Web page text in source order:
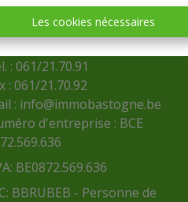
Les cookies nécessaires
anonyme)
Mc Auliffe, 43 - 6600
: 061/21.70.91
: 061/21.70.92
: info@immobastogne.be
d'entreprise : BCE
BE0872.569.636
BBRUBEB - Personne de